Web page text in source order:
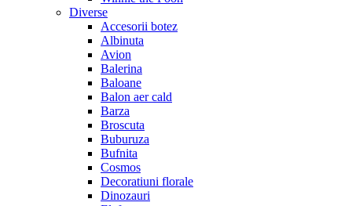
Diverse
Accesorii botez
Albinuta
Avion
Balerina
Baloane
Balon aer cald
Barza
Broscuta
Buburuza
Bufnita
Cosmos
Decoratiuni florale
Dinozauri